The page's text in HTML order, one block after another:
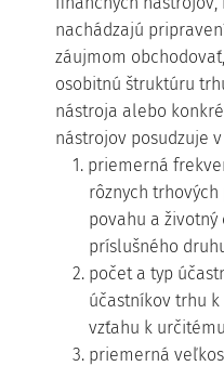
nachádzajú
záujmom
osobitnú štruktúru
nástroja alebo
nástrojov posudzuje
1. priemerná
rôznych
povahu a
príslušného
2. počet a typ
účastníkov trhu
vzťahu k
3. priemerná